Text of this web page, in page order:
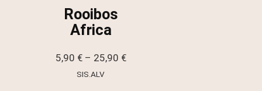
Rooibos
Africa
5,90 € – 25,90 €Hintaluokka:
SIS.ALV